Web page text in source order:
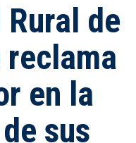
de
reclama
en la
sus